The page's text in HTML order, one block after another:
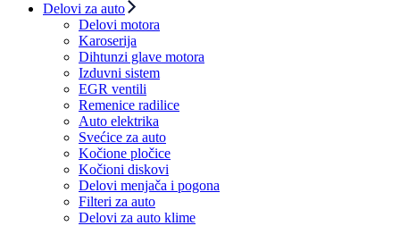
Delovi za auto
Delovi motora
Karoserija
Dihtunzi glave motora
Izduvni sistem
EGR ventili
Remenice radilice
Auto elektrika
Svećice za auto
Kočione pločice
Kočioni diskovi
Delovi menjača i pogona
Filteri za auto
Delovi za auto klime